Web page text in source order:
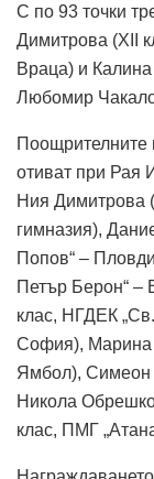
С по 93 точки
Димитрова (XII
Враца) и
Любомир
Поощрителните
отиват при Рая
Ния Димитрова
гимназия),
Попов“ –
Петър Берон“ –
клас, НГДЕК
София), Марина
Ямбол), Симеон
Никола
клас, ПМГ